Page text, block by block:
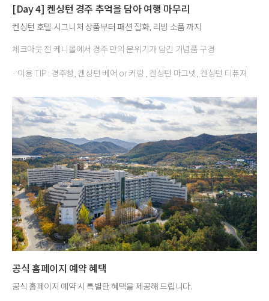
[Day 4] 켄싱턴 경주 추억을 담아 여행 마무리
켄싱턴 호텔 시그니처 상품부터 패션 잡화, 리빙 소품 까지
체크아웃 전 케니몰에서 경주 만의 분위기가 담긴 기념품 구경
· 이용 TIP : 경주빵, 켄싱턴 베어 or 키링 , 켄싱턴 마그넷, 켄싱턴 디퓨져
공식 홈페이지 예약 혜택
공식 홈페이지 예약 시 특별한 혜택을 제공해 드립니다.